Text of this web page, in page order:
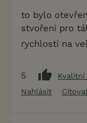
to bylo
stvořeni pro
rychlostí na
5
Nahlásit